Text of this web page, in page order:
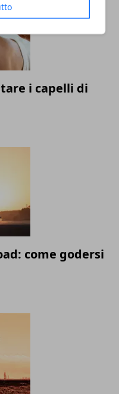
i capelli di
come godersi